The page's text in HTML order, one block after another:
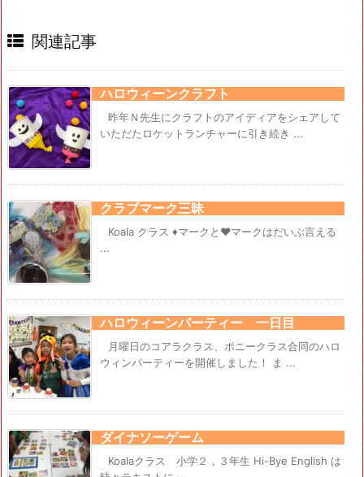
関連記事
ハロウィーンクラフト
昨年Ｎ先生にクラフトのアイディアをシェアして
いただたロケットランチャーに引き続き ...
クラブマーク三昧
Koala クラス ♦マークと♥マークはだいぶ言える
...
ハロウィーンパーティー 一日目
月曜日のコアラクラス、ポニークラス合同のハロ
ウィンパーティーを開催しました！ ま ...
ダイナソーゲーム
Koalaクラス 小学２，３年生 Hi-Bye English は